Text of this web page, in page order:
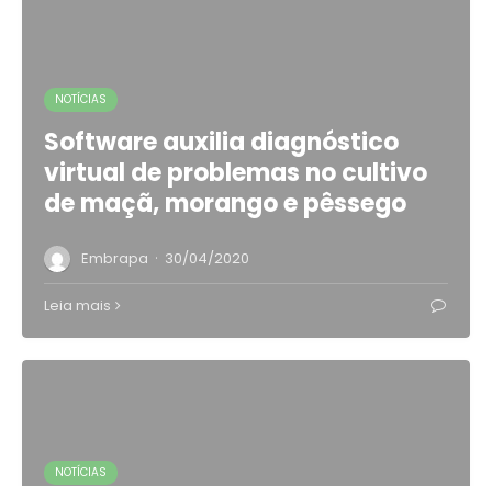
NOTÍCIAS
Software auxilia diagnóstico
virtual de problemas no cultivo
de maçã, morango e pêssego
Embrapa · 30/04/2020
Leia mais
NOTÍCIAS